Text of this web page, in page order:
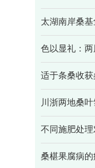
太湖南岸桑
色以显礼：
适于条桑收
川浙两地桑
不同施肥处
桑椹果腐病